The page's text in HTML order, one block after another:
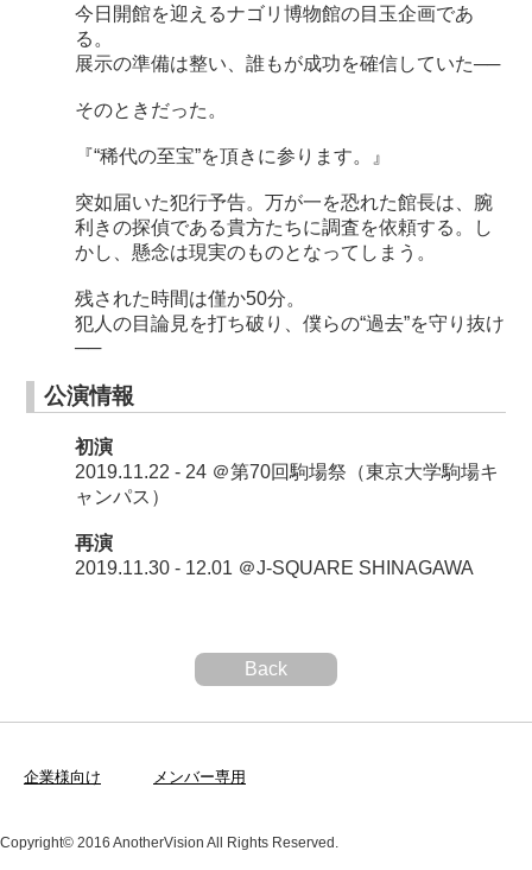
今日開館を迎えるナゴリ博物館の目玉企画であ
る。
展示の準備は整い、誰もが成功を確信していた──
そのときだった。
『“稀代の至宝”を頂きに参ります。』
突如届いた犯行予告。万が一を恐れた館長は、腕
利きの探偵である貴方たちに調査を依頼する。し
かし、懸念は現実のものとなってしまう。
残された時間は僅か50分。
犯人の目論見を打ち破り、僕らの“過去”を守り抜け
──
公演情報
初演
2019.11.22 - 24 ＠第70回駒場祭（東京大学駒場キ
ャンパス）
再演
2019.11.30 - 12.01 ＠J-SQUARE SHINAGAWA
Back
企業様向け メンバー専用
Copyright© 2016 AnotherVision All Rights Reserved.